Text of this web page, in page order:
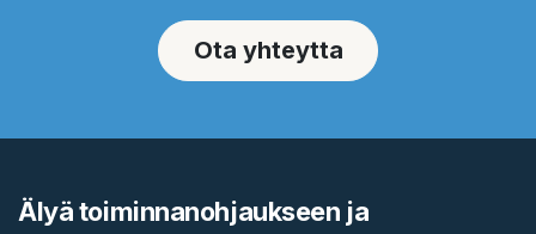
Ota yhteytta
Älyä toiminnanohjaukseen ja